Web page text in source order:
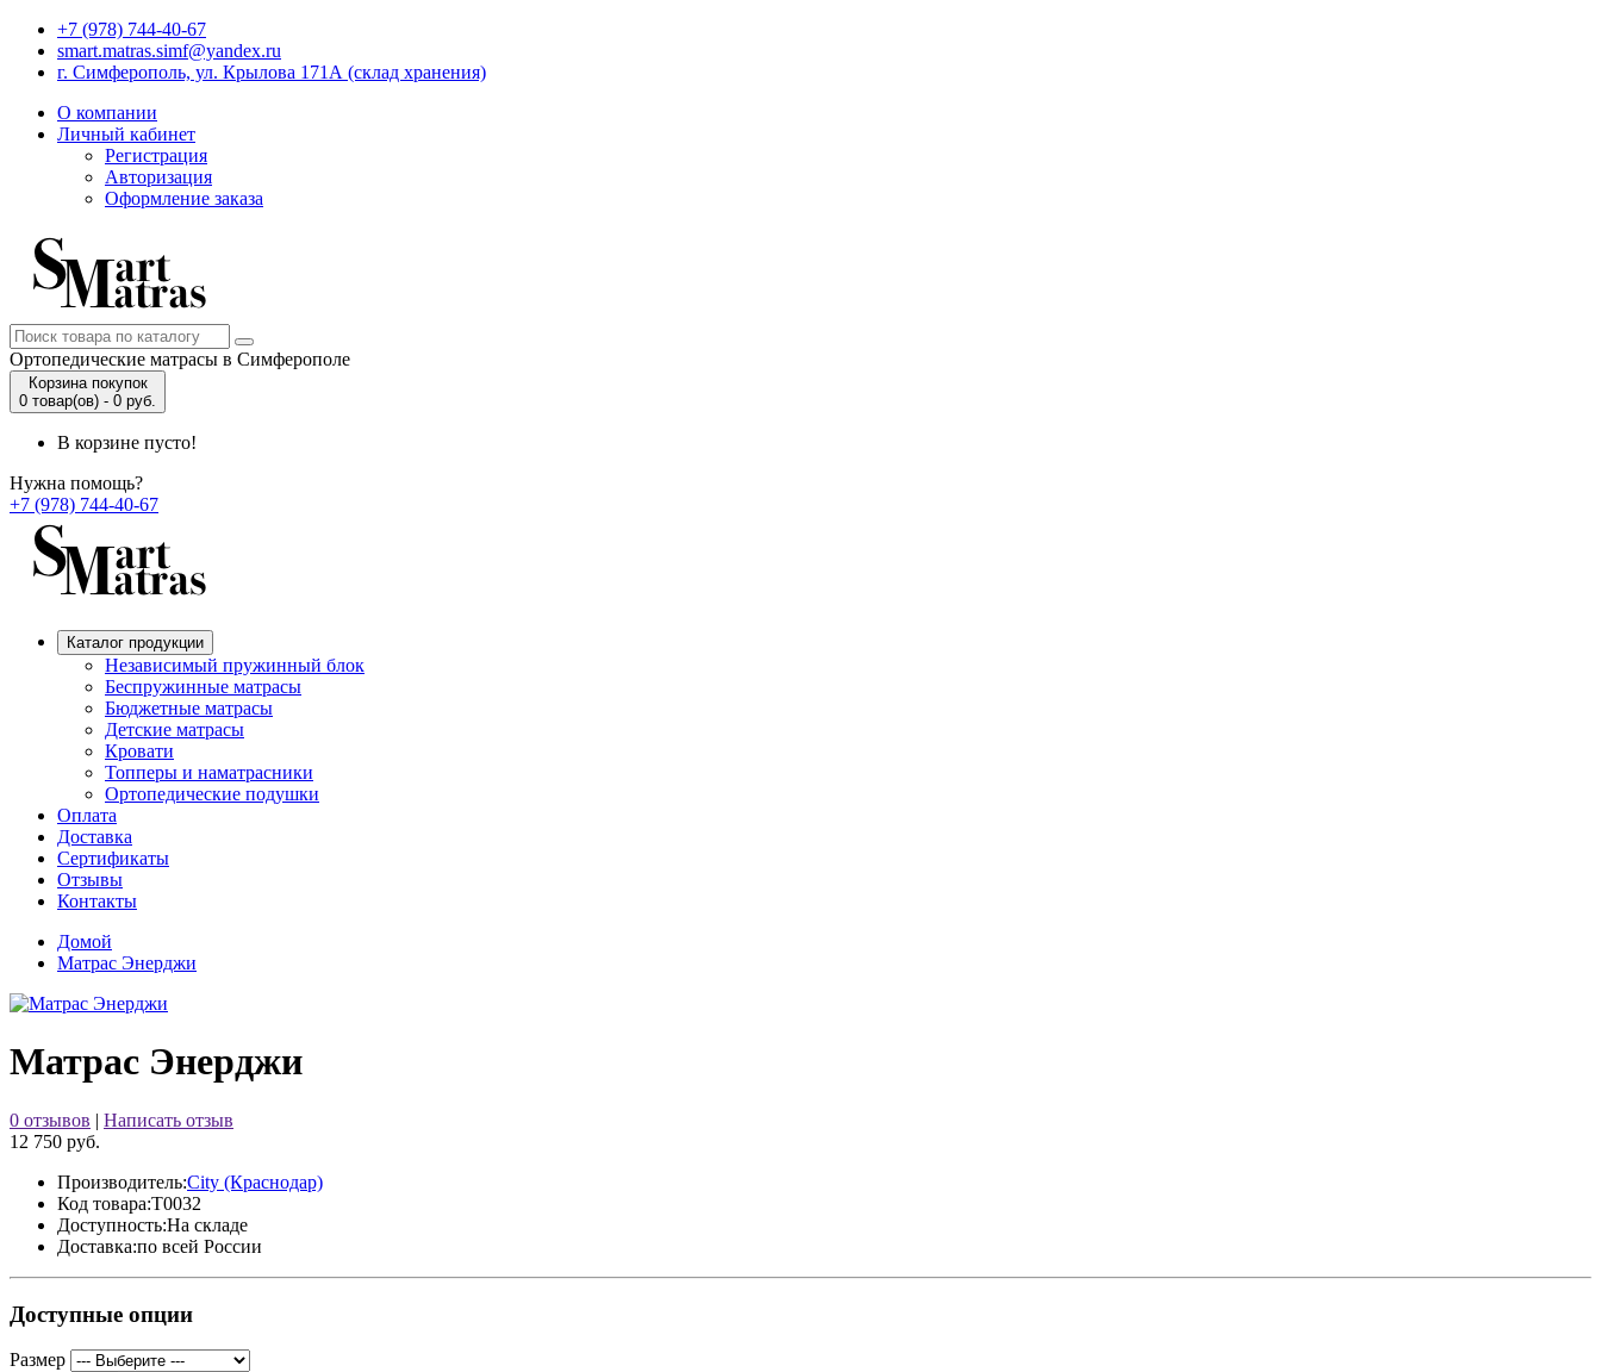
+7 (978) 744-40-67
smart.matras.simf@yandex.ru
г. Симферополь, ул. Крылова 171А (склад хранения)
О компании
Личный кабинет
Регистрация
Авторизация
Оформление заказа
Ортопедические матрасы в Симферополе
Корзина покупок
0 товар(ов) - 0 руб.
В корзине пусто!
Нужна помощь?
+7 (978) 744-40-67
Каталог продукции
Независимый пружинный блок
Беспружинные матрасы
Бюджетные матрасы
Детские матрасы
Кровати
Топперы и наматрасники
Ортопедические подушки
Оплата
Доставка
Сертификаты
Отзывы
Контакты
Домой
Матрас Энерджи
Матрас Энерджи
0 отзывов | Написать отзыв
12 750 руб.
Производитель:City (Краснодар)
Код товара:Т0032
Доступность:На складе
Доставка:по всей России
Доступные опции
Размер